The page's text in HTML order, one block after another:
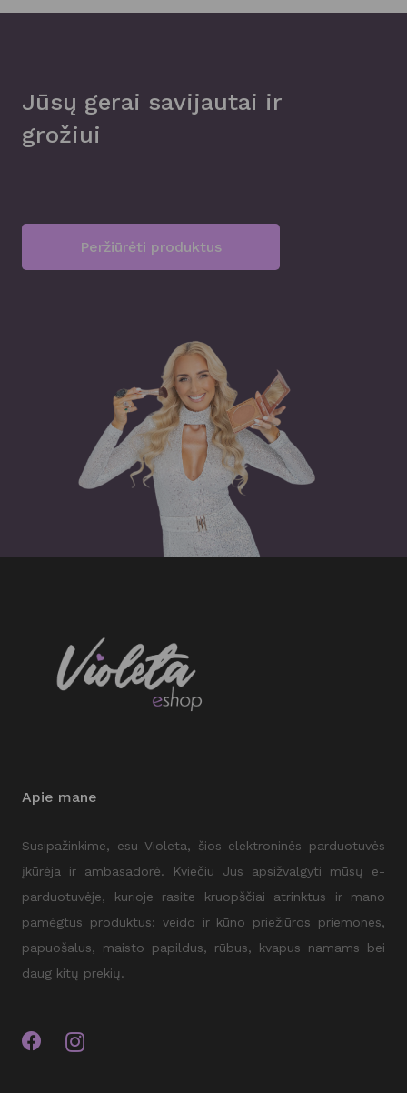
Jūsų gerai savijautai ir
grožiui
Peržiūrėti produktus
Apie mane
Susipažinkime, esu Violeta, šios elektroninės parduotuvės
įkūrėja ir ambasadorė. Kviečiu Jus apsižvalgyti mūsų e-
parduotuvėje, kurioje rasite kruopščiai atrinktus ir mano
pamėgtus produktus: veido ir kūno priežiūros priemones,
papuošalus, maisto papildus, rūbus, kvapus namams bei
daug kitų prekių.